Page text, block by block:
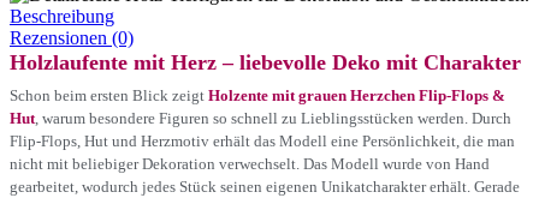
Beschreibung
Rezensionen (0)
Holzlaufente mit Herz – liebevolle Deko mit Charakter
Schon beim ersten Blick zeigt Holzente mit grauen Herzchen Flip-Flops &
Hut , warum besondere Figuren so schnell zu Lieblingsstücken werden. Durch
Flip-Flops, Hut und Herzmotiv erhält das Modell eine Persönlichkeit, die man
nicht mit beliebiger Dekoration verwechselt. Das Modell wurde von Hand
gearbeitet, wodurch jedes Stück seinen eigenen Unikatcharakter erhält. Gerade